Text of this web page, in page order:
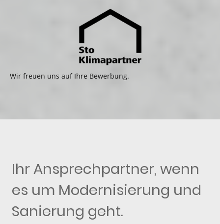
Wir freuen uns auf Ihre Bewerbung.
Ihr Ansprechpartner, wenn
es um Modernisierung und
Sanierung geht.